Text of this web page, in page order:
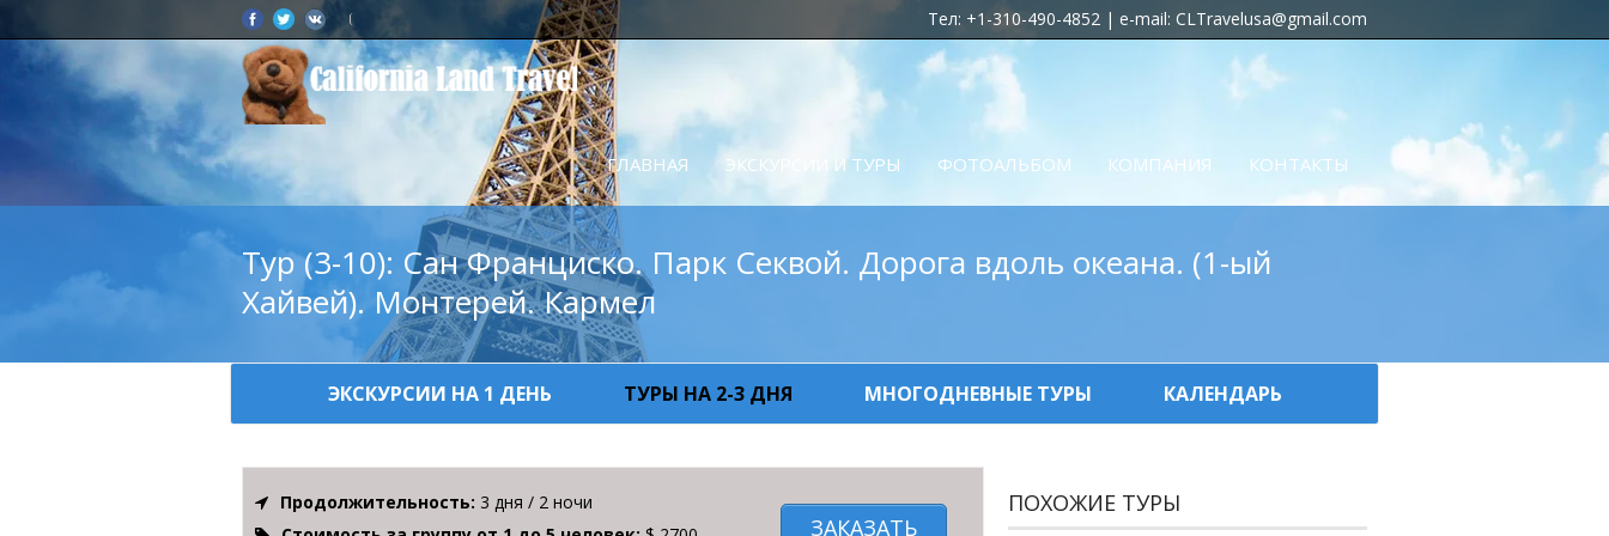
Тел: +1-310-490-4852 | e-mail: CLTravelusa@gmail.com
ГЛАВНАЯ ЭКСКУРСИИ И ТУРЫ ФОТОАЛЬБОМ КОМПАНИЯ КОНТАКТЫ
Тур (3-10): Сан Франциско. Парк Секвой. Дорога вдоль океана. (1-ый
Хайвей). Монтерей. Кармел
ЭКСКУРСИИ НА 1 ДЕНЬ ТУРЫ НА 2-3 ДНЯ МНОГОДНЕВНЫЕ ТУРЫ КАЛЕНДАРЬ
Продолжительность: 3 дня / 2 ночи
ЗАКАЗАТЬ
ПОХОЖИЕ ТУРЫ